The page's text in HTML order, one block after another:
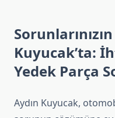
Kuyucak’ta:
Yedek Parça
Aydın Kuyucak,